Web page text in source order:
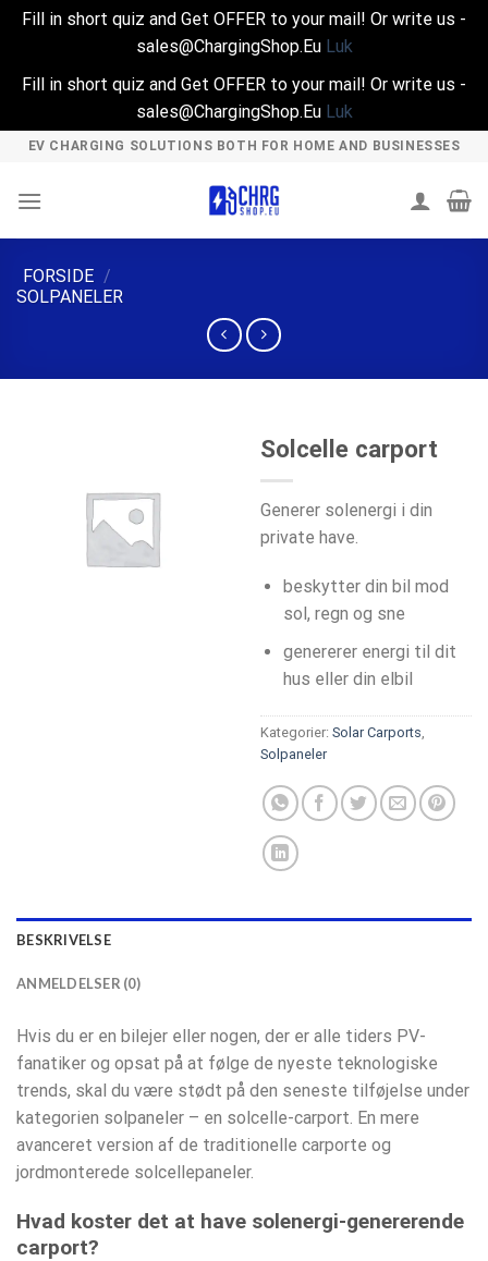
Fill in short quiz and Get OFFER to your mail! Or write us -
sales@ChargingShop.Eu Luk
Fill in short quiz and Get OFFER to your mail! Or write us -
sales@ChargingShop.Eu Luk
Skip
content
EV CHARGING SOLUTIONS BOTH FOR HOME AND BUSINESSES
FORSIDE /
SOLPANELER
Solcelle carport
Generer solenergi i din
private have.
beskytter din bil mod
sol, regn og sne
genererer energi til dit
hus eller din elbil
Kategorier: Solar Carports
Solpaneler
BESKRIVELSE
ANMELDELSER (0)
Hvis du er en bilejer eller nogen, der er alle tiders PV-
fanatiker og opsat på at følge de nyeste teknologiske
trends, skal du være stødt på den seneste tilføjelse under
kategorien solpaneler – en solcelle-carport. En mere
avanceret version af de traditionelle carporte og
jordmonterede solcellepaneler.
Hvad koster det at have solenergi-genererende
carport?